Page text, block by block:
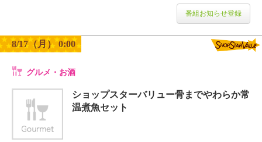
番組お知らせ登録
8/17（月） 0:00
グルメ・お酒
ショップスターバリュー骨までやわらか常
温煮魚セット